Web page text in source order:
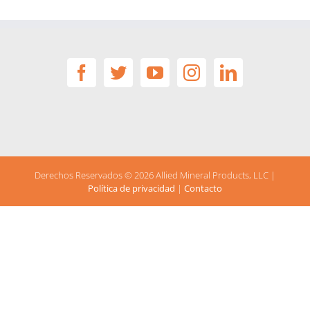
Derechos Reservados ©2026 Allied Mineral Products, LLC |
Política de privacidad | Contacto